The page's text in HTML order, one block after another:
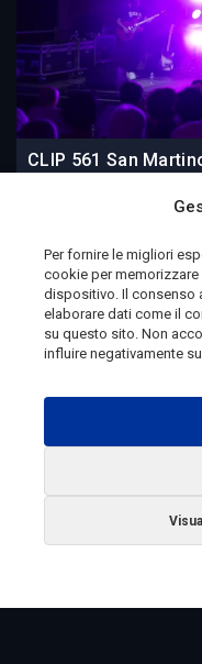
Per fornire le migliori
cookie per
dispositivo. Il consenso
elaborare dati come il
su questo sito. Non
influire negativamente
CLIP 561 San
2 giorni fa
Telemolise - reg.
10/08/1982 -
Testata Giornalistica
Campobasso n. 224
ANTONIO DI LALLO
Radio Tele Molise